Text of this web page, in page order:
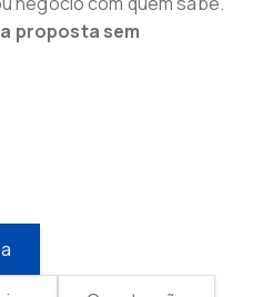
proposta sem